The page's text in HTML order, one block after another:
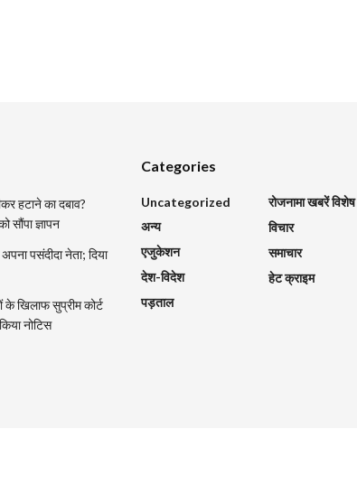
हटाने का दबाव?
सौंपा ज्ञापन
पसंदीदा नेता; दिया
के खिलाफ सुप्रीम कोर्ट
नोटिस
Categories
Uncategorized
अन्य
एजुकेशन
देश-विदेश
पड़ताल
रोजनामा खबरें विशेष
विचार
समाचार
हेट क्राइम